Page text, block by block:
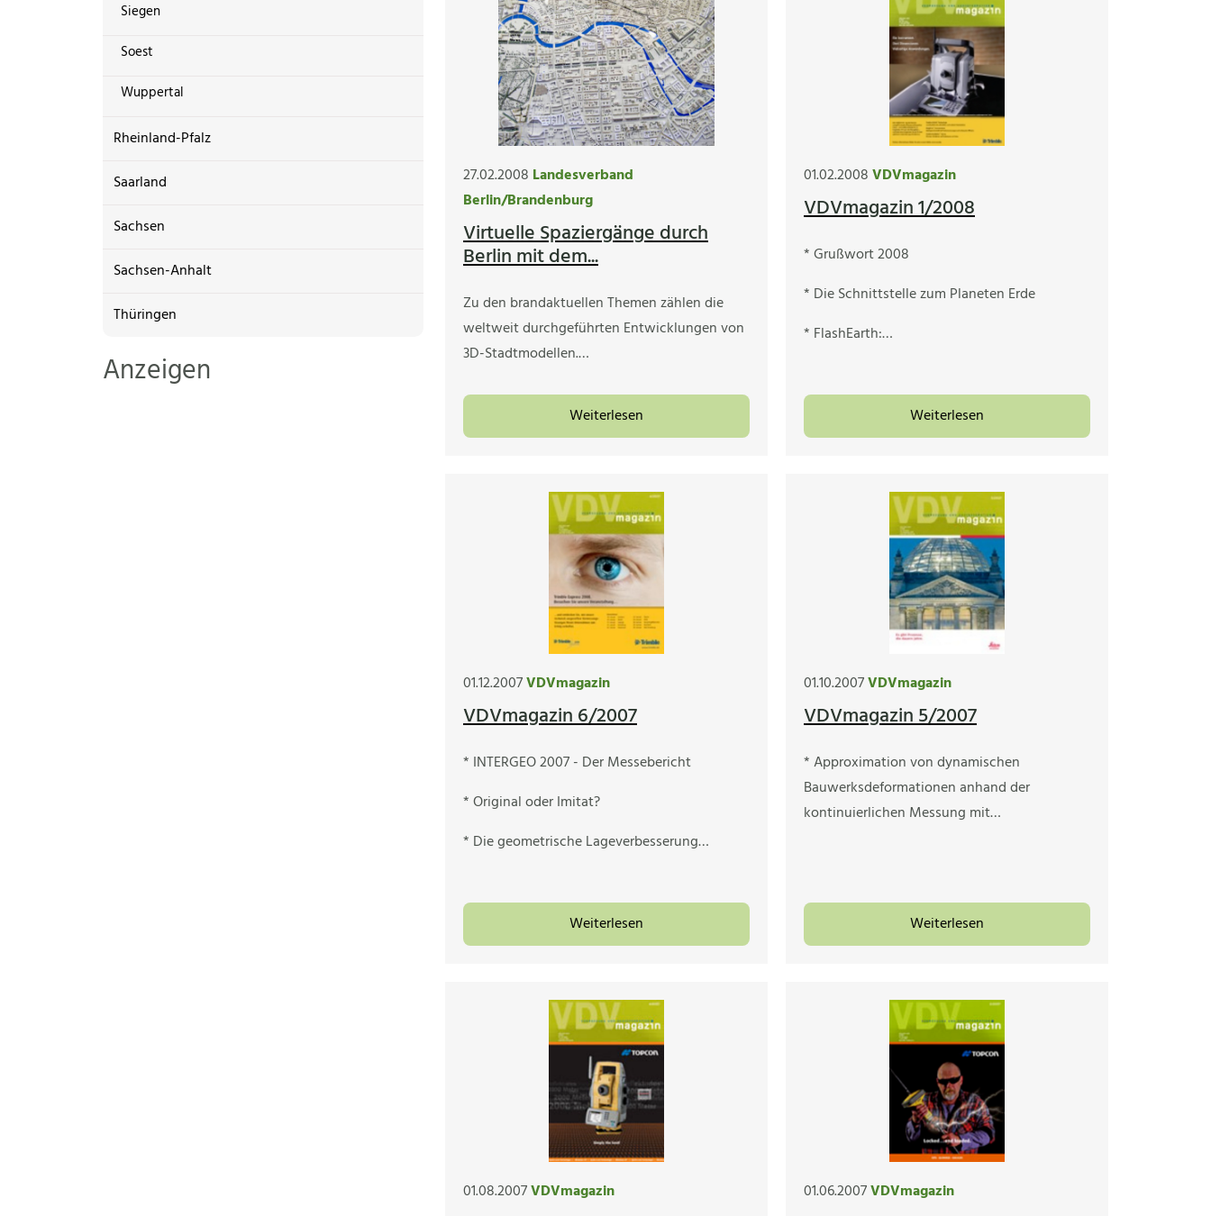
Siegen
Soest
Wuppertal
Rheinland-Pfalz
Saarland
Sachsen
Sachsen-Anhalt
Thüringen
Anzeigen
27.02.2008 Landesverband
Berlin/Brandenburg
Virtuelle Spaziergänge durch
Berlin mit dem...
Zu den brandaktuellen Themen zählen die
weltweit durchgeführten Entwicklungen von
3D-Stadtmodellen.…
Weiterlesen
01.02.2008VDVmagazin
VDVmagazin 1/2008
* Grußwort 2008
* Die Schnittstelle zum Planeten Erde
* FlashEarth:…
Weiterlesen
01.12.2007VDVmagazin
VDVmagazin 6/2007
* INTERGEO 2007 - Der Messebericht
* Original oder Imitat?
* Die geometrische Lageverbesserung…
Weiterlesen
01.10.2007VDVmagazin
VDVmagazin 5/2007
* Approximation von dynamischen
Bauwerksdeformationen anhand der
kontinuierlichen Messung mit…
Weiterlesen
01.08.2007VDVmagazin 01.06.2007VDVmagazin